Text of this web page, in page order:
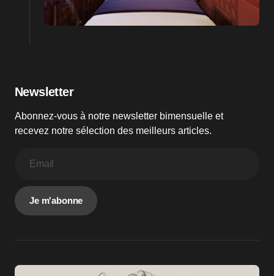
Newsletter
Abonnez-vous à notre newsletter bimensuelle et
recevez notre sélection des meilleurs articles.
Je m'abonne